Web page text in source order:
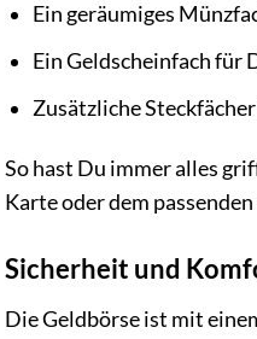
Ein geräumiges
Ein Geldscheinfach für
Zusätzliche
So hast Du immer alles
Karte oder dem
Sicherheit und
Die Geldbörse ist mit